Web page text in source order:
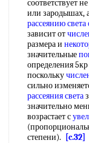
соответствует
или зародышах,
рассеянию света
зависит от
размера и
значительные
определения
поскольку
сильно
рассеяния света
значительно
возрастает с
степени).
[c.32]